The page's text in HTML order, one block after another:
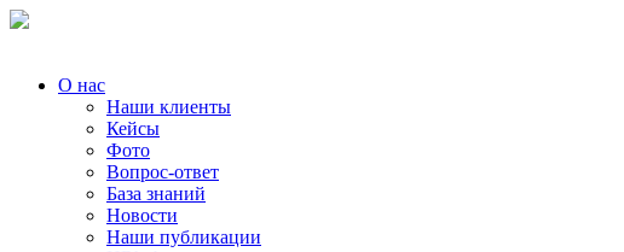
О нас
Наши клиенты
Кейсы
Фото
Вопрос-ответ
База знаний
Новости
Наши публикации